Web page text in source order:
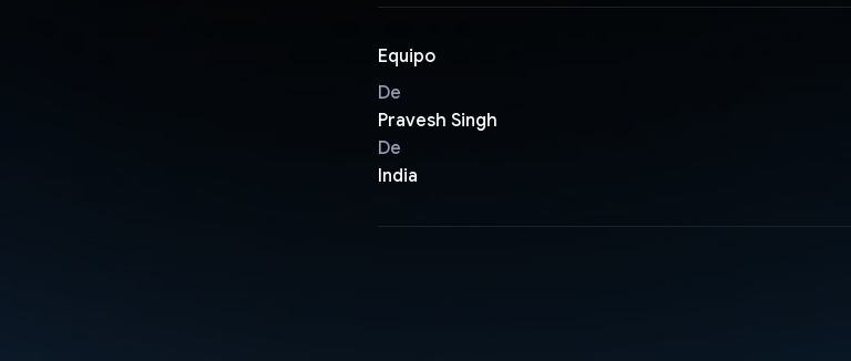
Equipo
De
Pravesh Singh
De
India